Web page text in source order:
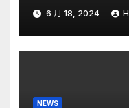
6 月 18, 2024
NEWS